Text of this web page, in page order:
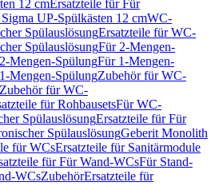
12 cmErsatzteile für Für
UP-Spülkästen 12 cmWC-
SpülauslösungErsatzteile für WC-
SpülauslösungFür 2-Mengen-
Mengen-SpülungFür 1-Mengen-
Mengen-SpülungZubehör für WC-
für WC-
für RohbausetsFür WC-
SpülauslösungErsatzteile für Für
SpülauslösungGeberit Monolith
für WCsErsatzteile für Sanitärmodule
für Für Wand-WCsFür Stand-
WCsZubehörErsatzteile für